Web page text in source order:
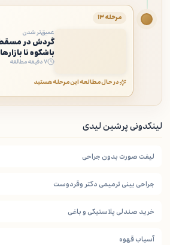
مرحله ۱۳
عمیق‌تر شدن
گردش در مسقط
باشکوه تا
۷ دقیقه مطالعه
در حال مطالعه این مرحله هستید
لینکدونی پرشین لیدی
لیفت صورت بدون جراحی
جراحی بینی ترمیمی دکتر وقردوست
خرید صندلی پلاستیکی و باغی
آسیاب قهوه